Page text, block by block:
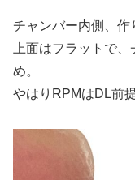
チャンバー内側、作
上面はフラットで
め。
やはりRPMはDL前